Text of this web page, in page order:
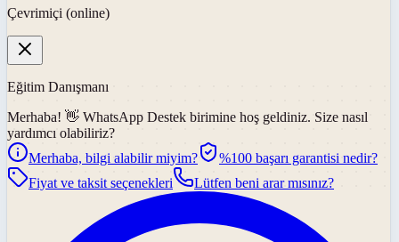
Çevrimiçi (online)
Eğitim Danışmanı
Merhaba! 👋 WhatsApp Destek birimine hoş geldiniz. Size nasıl
yardımcı olabiliriz?
Merhaba, bilgi alabilir miyim?
%100 başarı garantisi nedir?
Fiyat ve taksit seçenekleri
Lütfen beni arar mısınız?